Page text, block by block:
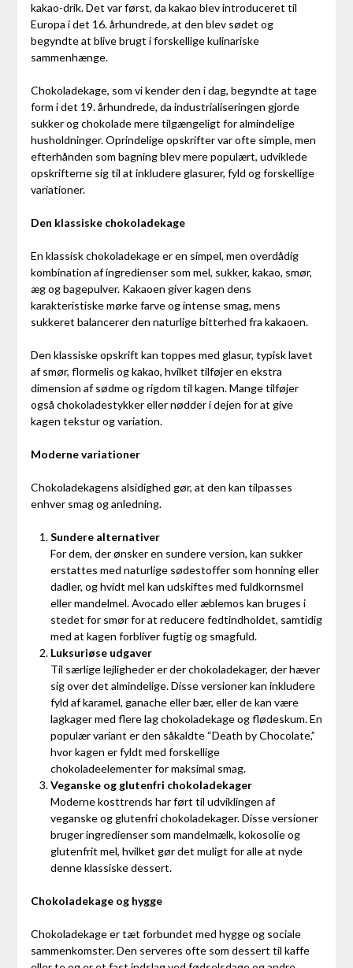
kakao-drik. Det var først, da kakao blev introduceret til
Europa i det 16. århundrede, at den blev sødet og
begyndte at blive brugt i forskellige kulinariske
sammenhænge.
Chokoladekage, som vi kender den i dag, begyndte at tage
form i det 19. århundrede, da industrialiseringen gjorde
sukker og chokolade mere tilgængeligt for almindelige
husholdninger. Oprindelige opskrifter var ofte simple, men
efterhånden som bagning blev mere populært, udviklede
opskrifterne sig til at inkludere glasurer, fyld og forskellige
variationer.
Den klassiske chokoladekage
En klassisk chokoladekage er en simpel, men overdådig
kombination af ingredienser som mel, sukker, kakao, smør,
æg og bagepulver. Kakaoen giver kagen dens
karakteristiske mørke farve og intense smag, mens
sukkeret balancerer den naturlige bitterhed fra kakaoen.
Den klassiske opskrift kan toppes med glasur, typisk lavet
af smør, flormelis og kakao, hvilket tilføjer en ekstra
dimension af sødme og rigdom til kagen. Mange tilføjer
også chokoladestykker eller nødder i dejen for at give
kagen tekstur og variation.
Moderne variationer
Chokoladekagens alsidighed gør, at den kan tilpasses
enhver smag og anledning.
Sundere alternativer
For dem, der ønsker en sundere version, kan sukker
erstattes med naturlige sødestoffer som honning eller
dadler, og hvidt mel kan udskiftes med fuldkornsmel
eller mandelmel. Avocado eller æblemos kan bruges i
stedet for smør for at reducere fedtindholdet, samtidig
med at kagen forbliver fugtig og smagfuld.
Luksuriøse udgaver
Til særlige lejligheder er der chokoladekager, der hæver
sig over det almindelige. Disse versioner kan inkludere
fyld af karamel, ganache eller bær, eller de kan være
lagkager med flere lag chokoladekage og flødeskum. En
populær variant er den såkaldte “Death by Chocolate,”
hvor kagen er fyldt med forskellige
chokoladeelementer for maksimal smag.
Veganske og glutenfri chokoladekager
Moderne kosttrends har ført til udviklingen af
veganske og glutenfri chokoladekager. Disse versioner
bruger ingredienser som mandelmælk, kokosolie og
glutenfrit mel, hvilket gør det muligt for alle at nyde
denne klassiske dessert.
Chokoladekage og hygge
Chokoladekage er tæt forbundet med hygge og sociale
sammenkomster. Den serveres ofte som dessert til kaffe